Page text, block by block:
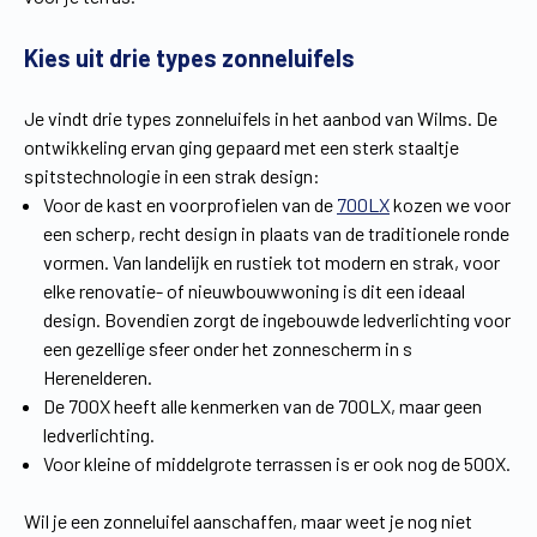
Kies uit drie types zonneluifels
Je vindt drie types zonneluifels in het aanbod van Wilms. De
ontwikkeling ervan ging gepaard met een sterk staaltje
spitstechnologie in een strak design:
Voor de kast en voorprofielen van de 700LXkozen we voor
een scherp, recht design in plaats van de traditionele ronde
vormen. Van landelijk en rustiek tot modern en strak, voor
elke renovatie- of nieuwbouwwoning is dit een ideaal
design. Bovendien zorgt de ingebouwde ledverlichting voor
een gezellige sfeer onder het zonnescherm in s
Herenelderen.
De 700X heeft alle kenmerken van de 700LX, maar geen
ledverlichting.
Voor kleine of middelgrote terrassen is er ook nog de 500X.
Wil je een zonneluifel aanschaffen, maar weet je nog niet